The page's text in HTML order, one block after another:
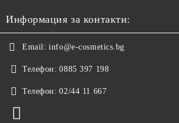
Информация за контакти:
Email: info@e-cosmetics.bg
Телефон: 0885 397 198
Телефон: 02/44 11 667